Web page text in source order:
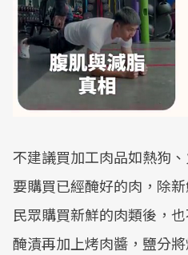
不建議買加工肉品如熱狗
要購買已經醃好的肉，除
民眾購買新鮮的肉類後，
醃漬再加上烤肉醬，鹽分將